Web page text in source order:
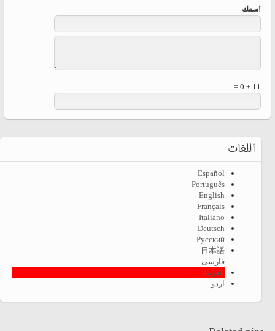
‏اسمك ‏
11 + 0 =
اللغات
Español
Português
English
Français
Italiano
Deutsch
Русский
日本語
فارسی
العربية
اردو